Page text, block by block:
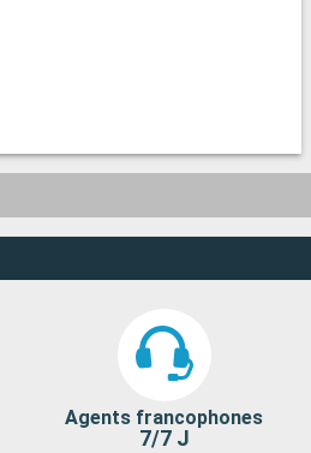
Agents francophones
7/7 J